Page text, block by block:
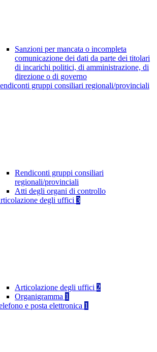
Sanzioni per mancata o incompleta
comunicazione dei dati da parte dei titolari
di incarichi politici, di amministrazione, di
direzione o di governo
gruppi consiliari regionali/provinciali
Rendiconti gruppi consiliari
regionali/provinciali
Atti degli organi di controllo
degli uffici 3
Articolazione degli uffici 2
Organigramma 1
e posta elettronica 1